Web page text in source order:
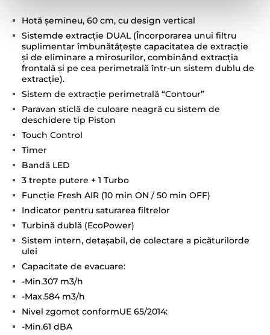
Hotă şemineu, 60 cm, cu design vertical
Sistemde extracţie DUAL (Încorporarea unui filtru
suplimentar îmbunătățește capacitatea de extracţie
și de eliminare a mirosurilor, combinând extracţia
frontală și pe cea perimetrală într-un sistem dublu de
extracție).
Sistem de extracţie perimetrală “Contour”
Paravan sticlă de culoare neagră cu sistem de
deschidere tip Piston
Touch Control
Timer
Bandă LED
3 trepte putere + 1 Turbo
Funcţie Fresh AIR (10 min ON / 50 min OFF)
Indicator pentru saturarea filtrelor
Turbină dublă (EcoPower)
Sistem intern, detaşabil, de colectare a picăturilorde
ulei
Capacitate de evacuare:
-Min.307 m3/h
-Max.584 m3/h
Nivel zgomot conformUE 65/2014:
-Min.61 dBA